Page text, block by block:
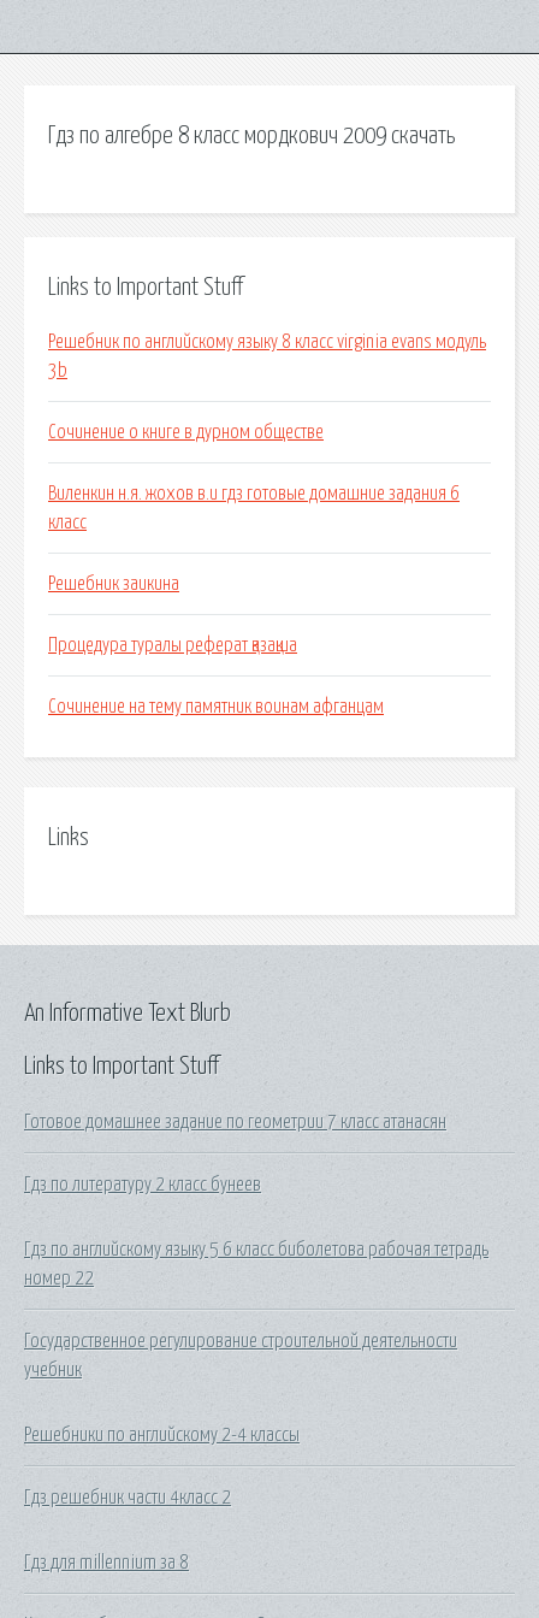
Гдз по алгебре 8 класс мордкович 2009 скачать
Links to Important Stuff
Решебник по английскому языку 8 класс virginia evans модуль
3b
Сочинение о книге в дурном обществе
Виленкин н.я. жохов в.и гдз готовые домашние задания 6
класс
Решебник заикина
Процедура туралы реферат қазақша
Сочинение на тему памятник воинам афганцам
Links
Links to Important Stuff
Готовое домашнее задание по геометрии 7 класс атанасян
Гдз по литературу 2 класс бунеев
Гдз по английскому языку 5 6 класс биболетова рабочая тетрадь
номер 22
Государственное регулирование строительной деятельности
учебник
Решебники по английскому 2-4 классы
Гдз решебник части 4класс 2
Гдз для millennium за 8
An Informative Text Blurb